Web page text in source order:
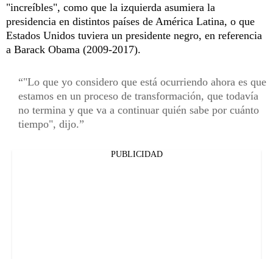
"increíbles", como que la izquierda asumiera la
presidencia en distintos países de América Latina, o que
Estados Unidos tuviera un presidente negro, en referencia
a Barack Obama (2009-2017).
"Lo que yo considero que está ocurriendo ahora es que
estamos en un proceso de transformación, que todavía
no termina y que va a continuar quién sabe por cuánto
tiempo", dijo.
PUBLICIDAD